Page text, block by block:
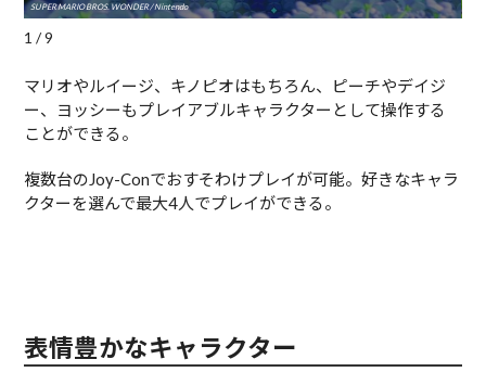
SUPER MARIO BROS. WONDER / Nintendo
1 / 9
マリオやルイージ、キノピオはもちろん、ピーチやデイジ
ー、ヨッシーもプレイアブルキャラクターとして操作する
ことができる。
複数台のJoy-Conでおすそわけプレイが可能。好きなキャラ
クターを選んで最大4人でプレイができる。
表情豊かなキャラクター